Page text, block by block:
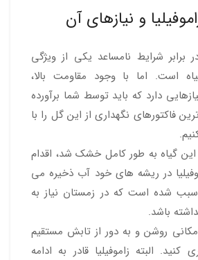
و نیازهای آن
برابر شرایط نامساعد یکی از ویژگی
است. اما با وجود مقاومت بالا،
دارد که باید توسط شما برآورده
فاکتورهای نگهداری از این گل را با
گیاه به طور کامل خشک شد، اقدام
در ریشه های خود آب ذخیره می
شده است که در زمستان نیاز به
باشد.
مکانی روشن و به دور از تابش مستقیم
کنید. البته زاموفیلیا قادر به ادامه